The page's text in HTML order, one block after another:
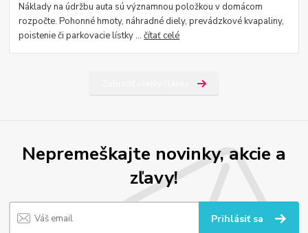
Náklady na údržbu auta sú významnou položkou v domácom
rozpočte. Pohonné hmoty, náhradné diely, prevádzkové kvapaliny,
poistenie či parkovacie lístky ...čítať celé
Nepremeškajte novinky, akcie a
zľavy!
Prihlásiť sa